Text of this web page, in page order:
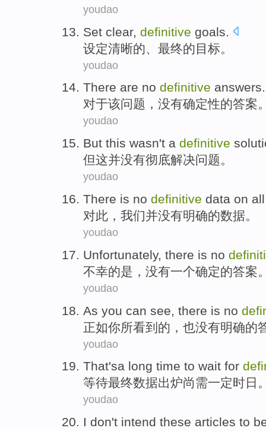
youdao
Set clear, definitive goals
设定清晰的 最终的目标。
youdao
There are no definitive answers.
对于该问题 ， 没有确定性的答案
youdao
But this wasn't a definitive
但这并没有彻底解决问题。
youdao
There is no definitive data on
对此 ，我们并没有明确的数据。
youdao
Unfortunately, there is no
不幸的是， 没有一个确定的答案
youdao
As you can see there is no
正如你所看到的， 也没有明确的
youdao
That'sa long time to wait for
等待最终数据出炉尚需一定时日
youdao
I don't intend these articles to